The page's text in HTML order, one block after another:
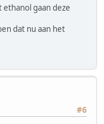
gaan deze
dat nu aan het
#6